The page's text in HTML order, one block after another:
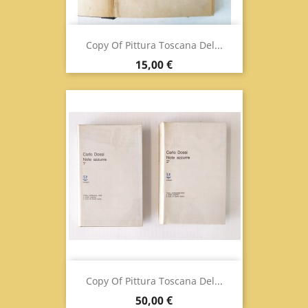
Copy Of Pittura Toscana Del...
Prix
15,00 €
Copy Of Pittura Toscana Del...
Prix
50,00 €